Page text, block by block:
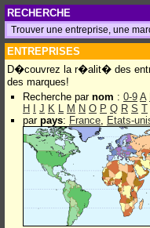
RECHERCHE
ENTREPRISES
D�couvrez la r�alit� des
des marques!
Recherche par nom : 0-9 A
H
J K L M N O P Q R S T
par pays: France, Etats-